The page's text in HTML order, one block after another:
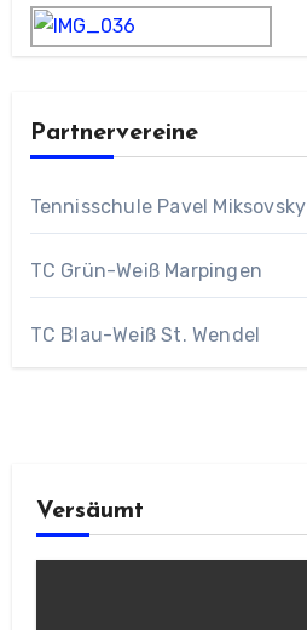
Partnervereine
Tennisschule Pavel Miksovsky
TC Grün-Weiß Marpingen
TC Blau-Weiß St. Wendel
Versäumt